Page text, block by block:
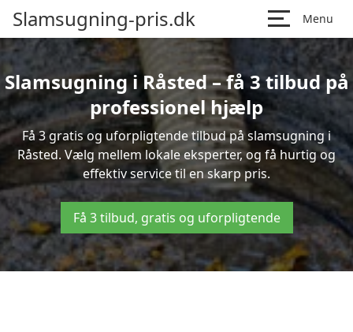
Slamsugning-pris.dk Menu
Slamsugning i Råsted – få 3 tilbud på
professionel hjælp
Få 3 gratis og uforpligtende tilbud på slamsugning i
Råsted. Vælg mellem lokale eksperter, og få hurtig og
effektiv service til en skarp pris.
Få 3 tilbud, gratis og uforpligtende